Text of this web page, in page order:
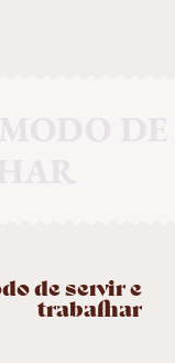
de servir e
trabalhar